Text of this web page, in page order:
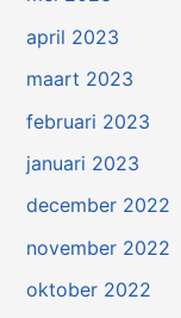
april 2023
maart 2023
februari 2023
januari 2023
december 2022
november 2022
oktober 2022